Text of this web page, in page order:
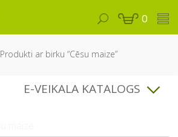
0
Produkti ar birku “Cēsu maize”
E-VEIKALA KATALOGS